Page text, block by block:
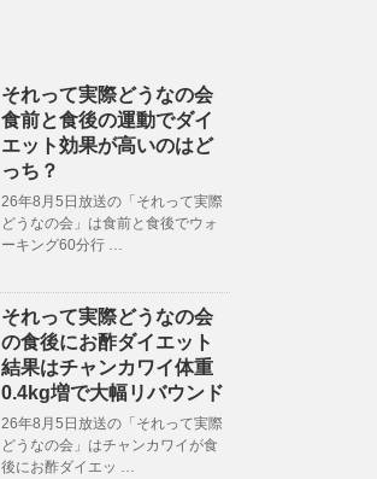
それって実際どうなの会
食前と食後の運動でダイ
エット効果が高いのはど
っち？
26年8月5日放送の「それって実際
どうなの会」は食前と食後でウォ
ーキング60分行 …
それって実際どうなの会
の食後にお酢ダイエット
結果はチャンカワイ体重
0.4kg増で大幅リバウンド
26年8月5日放送の「それって実際
どうなの会」はチャンカワイが食
後にお酢ダイエッ …